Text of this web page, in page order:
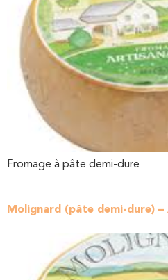
Fromage à pâte demi-dure
Molignard (pâte demi-dure) –